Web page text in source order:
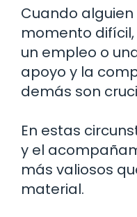
Cuando
momento
un empleo o
apoyo y la
demás son
En estas
y el
más valiosos
material.